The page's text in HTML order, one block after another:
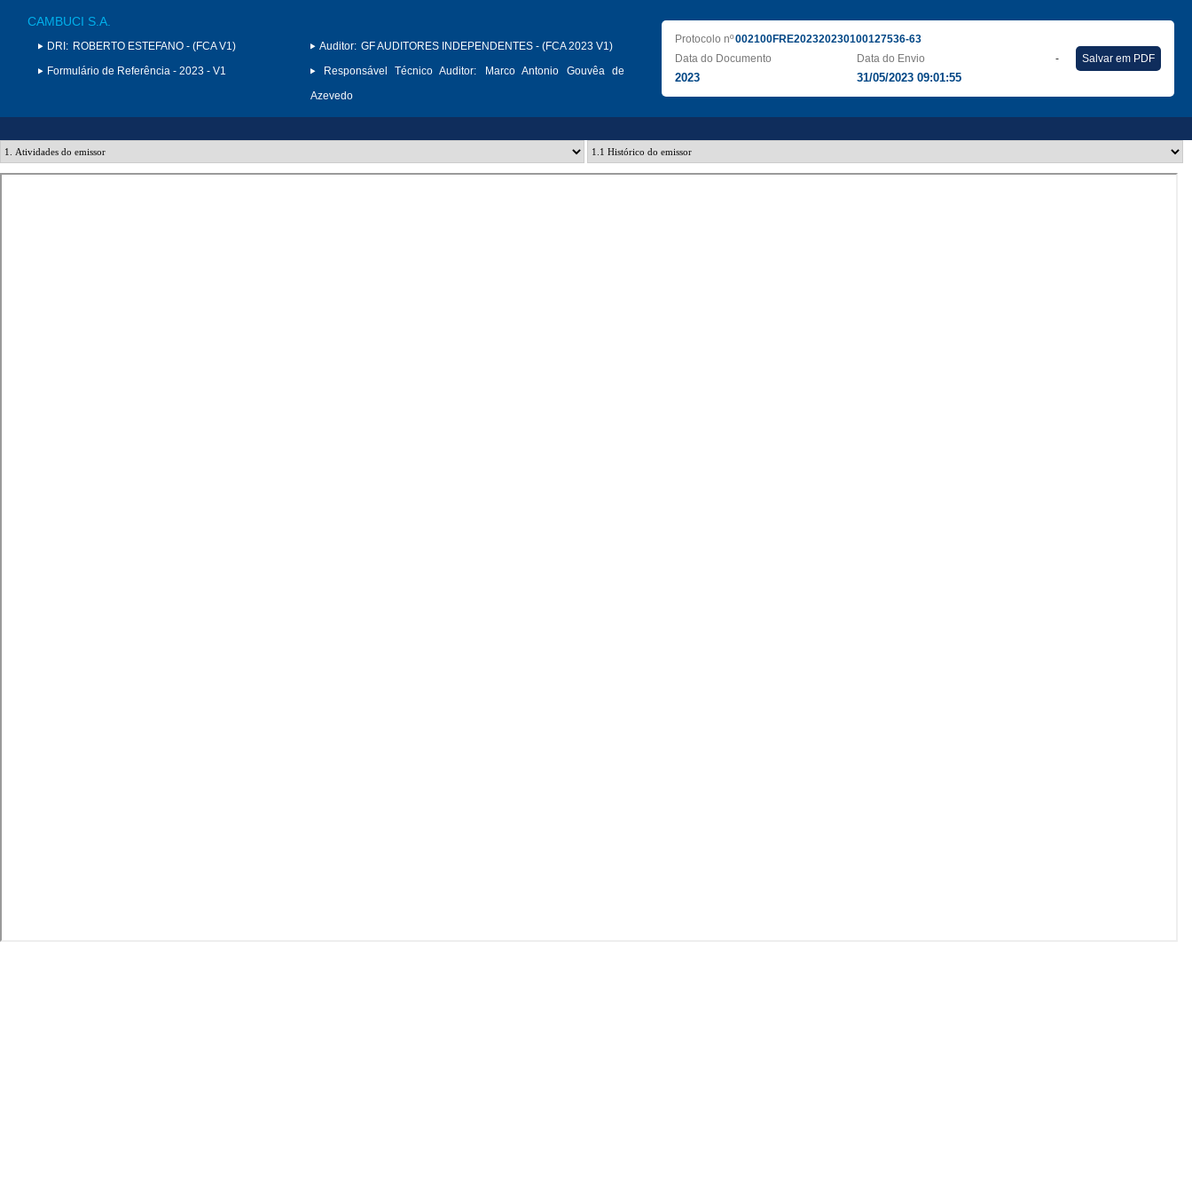
CAMBUCI S.A.
DRI: ROBERTO ESTEFANO - (FCA V1)
Formulário de Referência - 2023 - V1
Auditor: GF AUDITORES INDEPENDENTES - (FCA 2023 V1)
Responsável Técnico Auditor:
Marco Antonio Gouvêa de
Azevedo
Protocolo nº002100FRE202320230100127536-63
Data do Documento
2023
Data do Envio
31/05/2023 09:01:55
- Salvar em PDF